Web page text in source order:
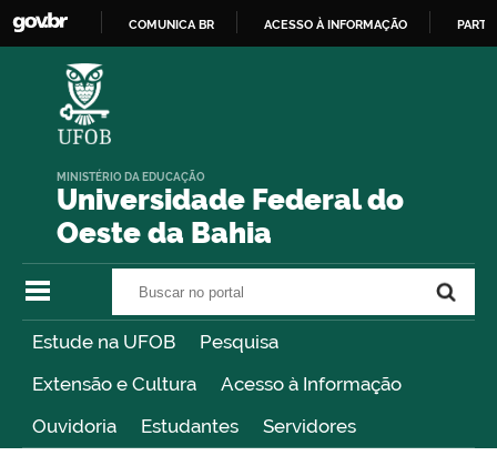
COMUNICA BR ACESSO À INFORMAÇÃO
Universidade Federal do
Oeste da Bahia
MINISTÉRIO DA EDUCAÇÃO
Estude na UFOB
Pesquisa
Extensão e Cultura
Acesso à Informação
Ouvidoria
Estudantes Servidores